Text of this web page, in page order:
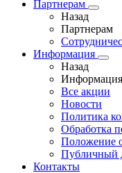
Партнерам
Назад
Партнерам
Информация
Назад
Информация
Все акции
Новости
Политика
Обработка
Положение
Публичный
Контакты